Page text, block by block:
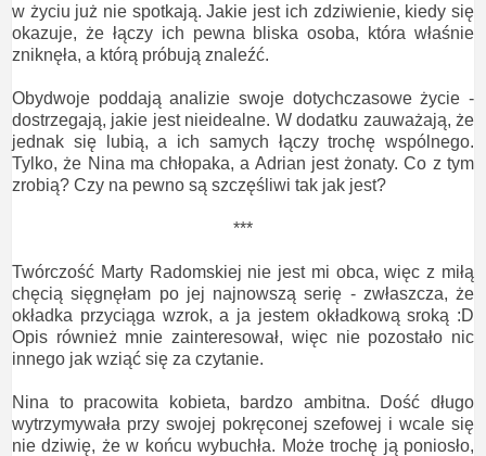
w życiu już nie spotkają. Jakie jest ich zdziwienie, kiedy się
okazuje, że łączy ich pewna bliska osoba, która właśnie
zniknęła, a którą próbują znaleźć.
Obydwoje poddają analizie swoje dotychczasowe życie -
dostrzegają, jakie jest nieidealne. W dodatku zauważają, że
jednak się lubią, a ich samych łączy trochę wspólnego.
Tylko, że Nina ma chłopaka, a Adrian jest żonaty. Co z tym
zrobią? Czy na pewno są szczęśliwi tak jak jest?
***
Twórczość Marty Radomskiej nie jest mi obca, więc z miłą
chęcią sięgnęłam po jej najnowszą serię - zwłaszcza, że
okładka przyciąga wzrok, a ja jestem okładkową sroką :D
Opis również mnie zainteresował, więc nie pozostało nic
innego jak wziąć się za czytanie.
Nina to pracowita kobieta, bardzo ambitna. Dość długo
wytrzymywała przy swojej pokręconej szefowej i wcale się
nie dziwię, że w końcu wybuchła. Może trochę ją poniosło,